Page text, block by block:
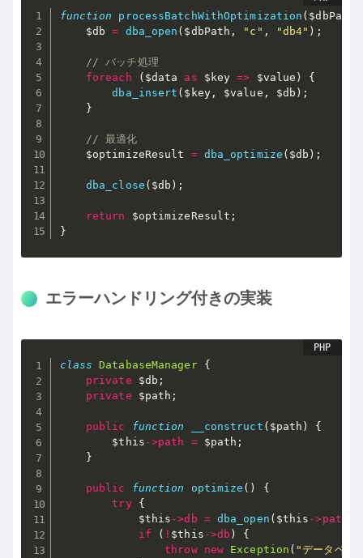
function processBatchWithOptimization ( $dbPath
$db
= dba_open ( $dbPath , "c" , "db4" ) ;
// バッチ処理
foreach
( $data as $key => $value )
{
dba_insert ( $key, $value , $db ) ;
}
// 最適化
$optimizeResult
= dba_optimize ( $db ) ;
dba_close ( $db ) ;
return $optimizeResult ;
}
エラーハンドリング付きの実装
class DatabaseManager
{
private
$db ;
private
$path ;
public function __construct ( $path )
{
$this ->path = $path ;
}
public function optimize ( )
{
try
{
$this ->db = dba_open ( $this ->path
if
( ! $this ->db )
{
throw
new Exception ( "データベー